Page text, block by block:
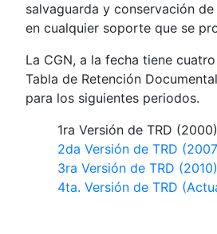
salvaguarda y conservación
en cualquier soporte que se
La CGN, a la fecha tiene
Tabla de Retención
para los siguientes periodos.
1ra Versión de TRD (2000)
2da Versión de TRD
3ra Versión de TRD (2010)
4ta. Versión de TRD